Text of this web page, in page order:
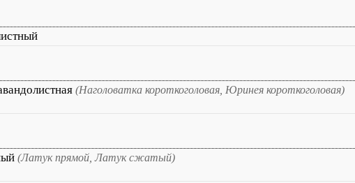
(Наголоватка короткоголовая, Юринея короткоголовая)
(Латук прямой, Латук сжатый)